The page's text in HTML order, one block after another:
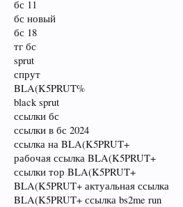
бс 11
бс новый
бс 18
тг бс
sprut
спрут
BLA(K5PRUT%
black sprut
ссылки бс
ссылки в бс 2024
ссылка на BLA(K5PRUT+
рабочая ссылка BLA(K5PRUT+
ссылки тор BLA(K5PRUT+
BLA(K5PRUT+ актуальная ссылка
BLA(K5PRUT+ ссылка bs2me run